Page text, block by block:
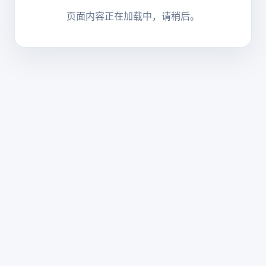
页面内容正在加载中，请稍后。